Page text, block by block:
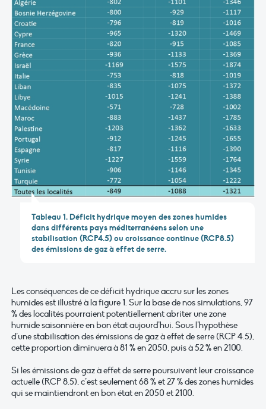
Tableau 1. Déficit hydrique moyen des zones humides
dans différents pays méditerranéens selon une
stabilisation (RCP4.5) ou croissance continue (RCP8.5)
des émissions de gaz à effet de serre.
Les conséquences de ce déficit hydrique accru sur les zones
humides est illustré à la figure 1. Sur la base de nos simulations, 97
% des localités pourraient potentiellement abriter une zone
humide saisonnière en bon état aujourd’hui. Sous l’hypothèse
d’une stabilisation des émissions de gaz à effet de serre (RCP 4.5),
cette proportion diminuera à 81 % en 2050, puis à 52 % en 2100.
Si les émissions de gaz à effet de serre poursuivent leur croissance
actuelle (RCP 8.5), c’est seulement 68 % et 27 % des zones humides
qui se maintiendront en bon état en 2050 et 2100.